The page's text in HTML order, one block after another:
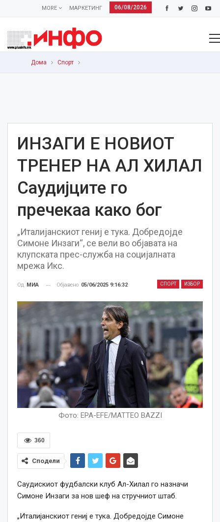
06/08/2026
МАРКЕТИНГ
MORE
Дома Спорт
ИНЗАГИ Е НОВИОТ
ТРЕНЕР НА АЛ ХИЛАЛ
Саудијците го
пречекаа како бог
„Италијанскиот гениј е тука. Добредојде
Симоне Инзаги“, се вели во објавата на
клупската прес-служба на социјалната
мрежа Икс.
СПОРТ ИЗБОР
Од МИА Објавено 05/06/2025 9:16:32
Фото: EPA-EFE/MATTEO BAZZI
360
Сподели
Саудискиот фудбалски клуб Ал-Хилал го назначи
Симоне Инзаги за нов шеф на стручниот штаб.
„Италијанскиот гениј е тука. Добредојде Симоне